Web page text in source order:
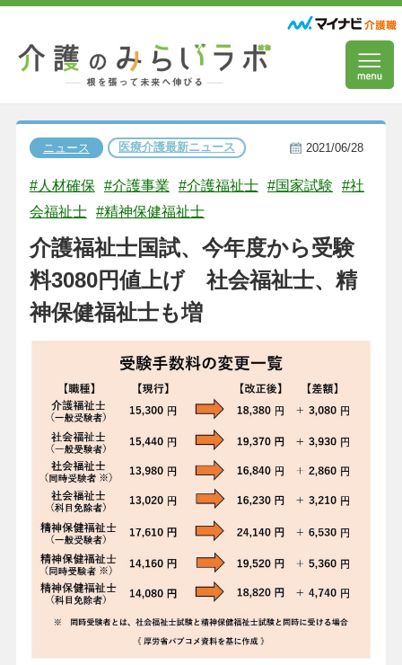
ニュース 医療介護最新ニュース 2021/06/28
#人材確保 #介護事業 #介護福祉士 #国家試験
#社
会福祉士 #精神保健福祉士
介護福祉士国試、今年度から受験
料3080円値上げ 社会福祉士、精
神保健福祉士も増